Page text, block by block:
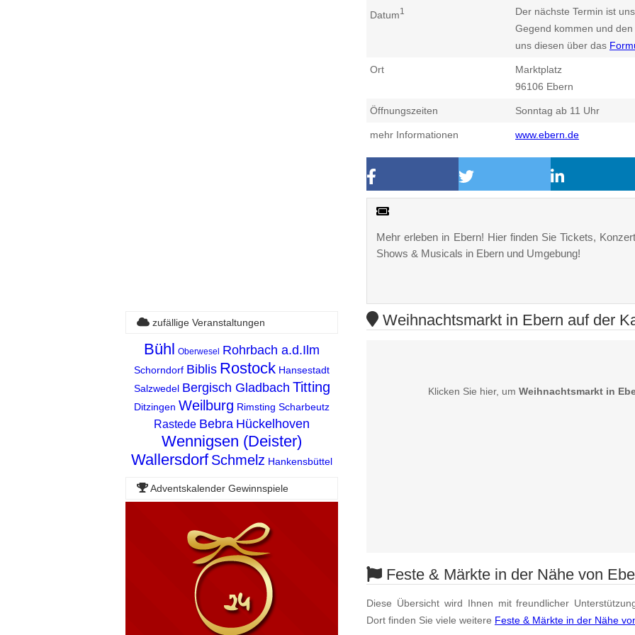
Datum1
Der nächste Termin ist
Gegend kommen und
uns diesen über das
Ort
Marktplatz
96106 Ebern
Öffnungszeiten Sonntag ab 11 Uhr
mehr Informationen www.ebern.de
Mehr erleben in Ebern! Hier finden Sie Tickets,
Shows & Musicals in Ebern und Umgebung!
Weihnachtsmarkt in Ebern auf der
Klicken Sie hier, um Weihnachtsmarkt in
Feste & Märkte in der Nähe von
Diese Übersicht wird Ihnen mit freundlicher
Dort finden Sie viele weitere Feste & Märkte in der Nähe
zufällige Veranstaltungen
Bühl Oberwesel Rohrbach a.d.Ilm
Schorndorf Biblis Rostock Hansestadt
Salzwedel Bergisch Gladbach Titting
Ditzingen Weilburg Rimsting Scharbeutz
Rastede Bebra Hückelhoven
Wennigsen (Deister)
Wallersdorf Schmelz Hankensbüttel
Adventskalender Gewinnspiele